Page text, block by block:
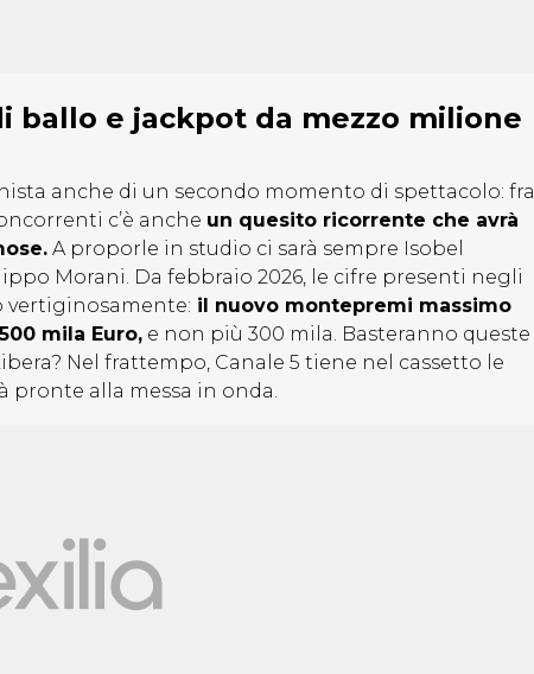
ballo e jackpot da mezzo milione
anche di un secondo momento di spettacolo: fra
c’è anche un quesito ricorrente che avrà
A proporle in studio ci sarà sempre Isobel
Morani. Da febbraio 2026, le cifre presenti negli
vertiginosamente: il nuovo montepremi massimo
mila Euro, e non più 300 mila. Basteranno queste
Nel frattempo, Canale 5 tiene nel cassetto le
pronte alla messa in onda.